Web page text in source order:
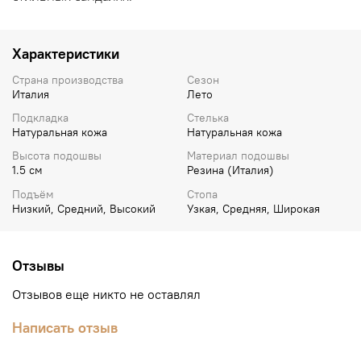
Характеристики
Страна производства
Италия
Сезон
Лето
Подкладка
Натуральная кожа
Стелька
Натуральная кожа
Высота подошвы
1.5 см
Материал подошвы
Резина (Италия)
Подъём
Низкий, Средний, Высокий
Стопа
Узкая, Средняя, Широкая
Отзывы
Отзывов еще никто не оставлял
Написать отзыв